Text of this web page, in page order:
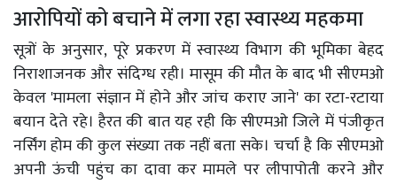
आरोपियों को बचाने में लगा रहा स्वास्थ्य महकमा
सूत्रों के अनुसार, पूरे प्रकरण में स्वास्थ्य विभाग की भूमिका बेहद
निराशाजनक और संदिग्ध रही। मासूम की मौत के बाद भी सीएमओ
केवल 'मामला संज्ञान में होने और जांच कराए जाने' का रटा-रटाया
बयान देते रहे। हैरत की बात यह रही कि सीएमओ जिले में पंजीकृत
नर्सिंग होम की कुल संख्या तक नहीं बता सके। चर्चा है कि सीएमओ
अपनी ऊंची पहुंच का दावा कर मामले पर लीपापोती करने और